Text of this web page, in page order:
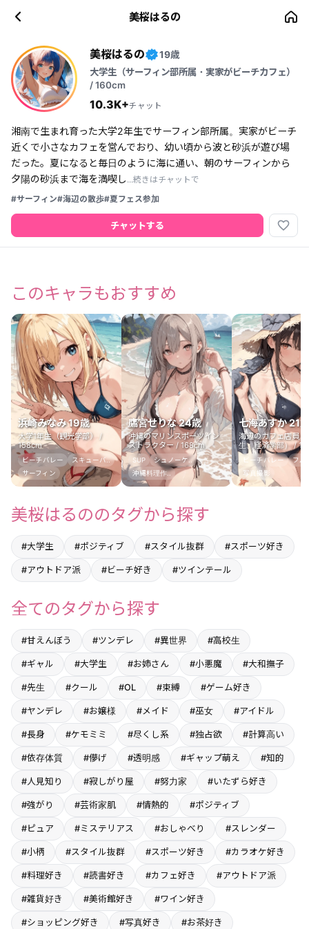
美桜はるの
美桜はるの ✓
19歳
大学生（サーフィン部所属・実家がビーチカフェ）
/ 160cm
10.3K+チャット
湘南で生まれ育った大学2年生でサーフィン部所属。実家がビーチ
近くで小さなカフェを営んでおり、幼い頃から波と砂浜が遊び場
だった。夏になると毎日のように海に通い、朝のサーフィンから
夕陽の砂浜まで海を満喫し ...続きはチャットで
#サーフィン#海辺の散歩#夏フェス参加
チャットする favorite_border
このキャラもおすすめ
浜崎みなみ 19歳
大学1年生（観光学部） /
158cm
ビーチバレー
スキューバ..
サーフィン
鷹宮せりな 24歳
沖縄のマリンスポーツイン
ストラクター / 168cm
SUP
シュノーケ..
沖縄料理作..
七海あすか 21歳
海辺のカフェ店員
生、経済学部） /
ビーチバレー
フル
写真撮影
美桜はるののタグから探す
#大学生 #ポジティブ #スタイル抜群 #スポーツ好き
#アウトドア派 #ビーチ好き #ツインテール
全てのタグから探す
#甘えんぼう #ツンデレ #異世界 #高校生
#ギャル #大学生 #お姉さん #小悪魔 #大和撫子
#先生 #クール #OL #束縛 #ゲーム好き
#ヤンデレ #お嬢様 #メイド #巫女 #アイドル
#長身 #ケモミミ #尽くし系 #独占欲 #計算高い
#依存体質 #儚げ #透明感 #ギャップ萌え #知的
#人見知り #寂しがり屋 #努力家 #いたずら好き
#強がり #芸術家肌 #情熱的 #ポジティブ
#ピュア #ミステリアス #おしゃべり #スレンダー
#小柄 #スタイル抜群 #スポーツ好き #カラオケ好き
#料理好き #読書好き #カフェ好き #アウトドア派
#雑貨好き #美術館好き #ワイン好き
#ショッピング好き #写真好き #お茶好き